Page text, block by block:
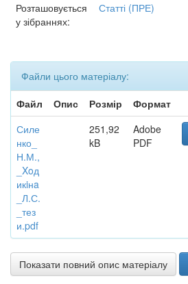
Розташовується
у зібраннях:
Статті (ПРЕ)
Файли цього матеріалу:
Файл
Опис Розмір
Формат
Силе
нко_
Н.М.,
_Xoд
икiнa
_Л.С.
_тез
и.pdf
251,92
kB
Adobe
PDF
Показати повний опис матеріалу